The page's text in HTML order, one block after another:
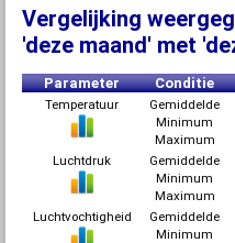
Vergelijking
'deze maand' met
Parameter Conditie
Temperatuur Gemiddelde
Minimum
Maximum
Luchtdruk
Gemiddelde
Minimum
Maximum
Luchtvochtigheid
Gemiddelde
Minimum